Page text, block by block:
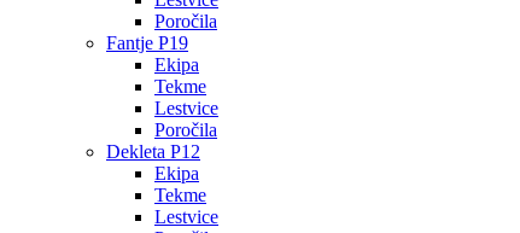
Poročila
Fantje P19
Ekipa
Tekme
Lestvice
Poročila
Dekleta P12
Ekipa
Tekme
Lestvice